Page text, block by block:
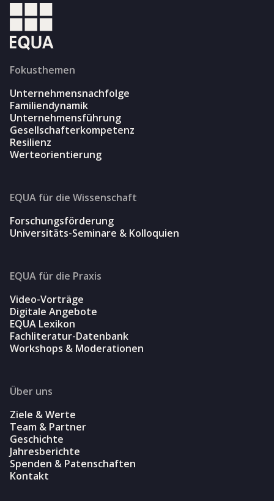
Fokusthemen
Unternehmensnachfolge
Familiendynamik
Unternehmensführung
Gesellschafterkompetenz
Resilienz
Werteorientierung
EQUA für die Wissenschaft
Forschungsförderung
Universitäts-Seminare & Kolloquien
EQUA für die Praxis
Video-Vorträge
Digitale Angebote
EQUA Lexikon
Fachliteratur-Datenbank
Workshops & Moderationen
Über uns
Ziele & Werte
Team & Partner
Geschichte
Jahresberichte
Spenden & Patenschaften
Kontakt